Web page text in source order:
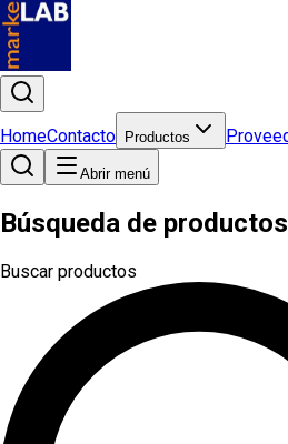
HomeContacto Productos
Abrir menú
Búsqueda de productos
Buscar productos